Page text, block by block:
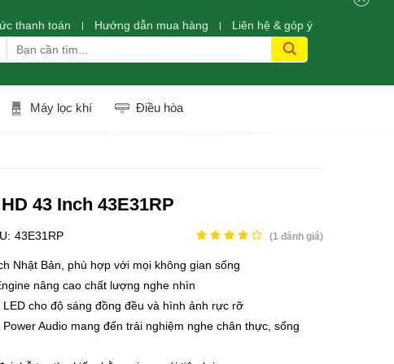
thanh toán Hướng dẫn mua hàng Liên hệ & góp ý
Máy lọc khí Điều hòa
43 Inch 43E31RP
43E31RP (1đánh giá)
Nhật Bản, phù hợp với mọi không gian sống
nâng cao chất lượng nghe nhìn
cho độ sáng đồng đều và hình ảnh rực rỡ
Audio mang đến trải nghiệm nghe chân thực, sống